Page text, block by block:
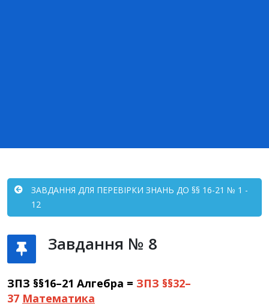
ЗАВДАННЯ ДЛЯ ПЕРЕВІРКИ ЗНАНЬ ДО §§ 16-21 № 1 -
12
Завдання № 8
ЗПЗ §§16–21 Алгебра = ЗПЗ §§32–
37 Математика